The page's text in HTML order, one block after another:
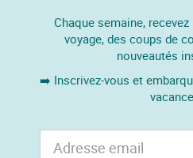
Chaque semaine,
voyage, des coups de
nouveautés
➡️ Inscrivez-vous et